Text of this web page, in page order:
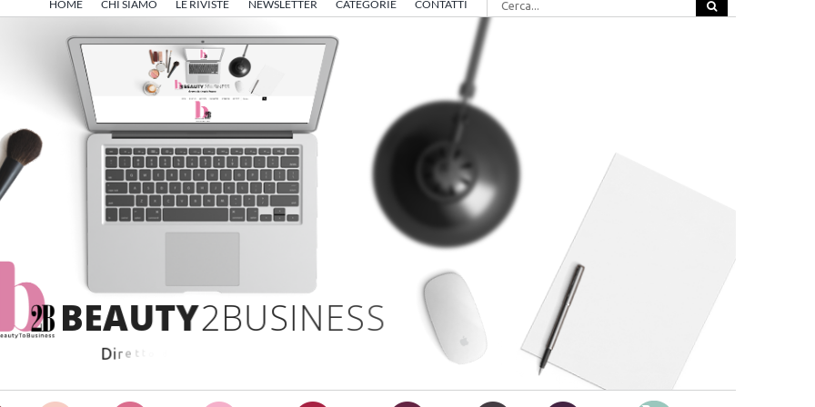
HOME CHI SIAMO LE RIVISTE NEWSLETTER CATEGORIE CONTATTI
per:
BEAUTY2BUSINESS
Dire t